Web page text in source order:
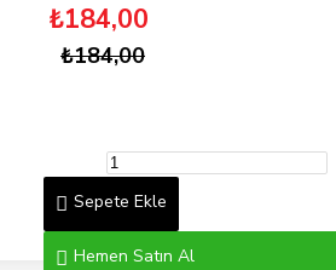
₺184,00
₺184,00
Sepete Ekle
Hemen Satın Al